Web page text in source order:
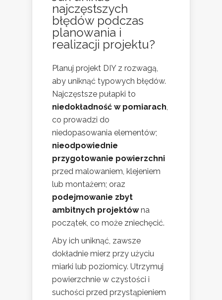
najczęstszych
błędów podczas
planowania i
realizacji projektu?
Planuj projekt DIY z rozwagą,
aby uniknąć typowych błędów.
Najczęstsze pułapki to
niedokładność w pomiarach,
co prowadzi do
niedopasowania elementów;
nieodpowiednie
przygotowanie powierzchni
przed malowaniem, klejeniem
lub montażem; oraz
podejmowanie zbyt
ambitnych projektówna
początek, co może zniechęcić.
Aby ich uniknąć, zawsze
dokładnie mierz przy użyciu
miarki lub poziomicy. Utrzymuj
powierzchnie w czystości i
suchości przed przystąpieniem